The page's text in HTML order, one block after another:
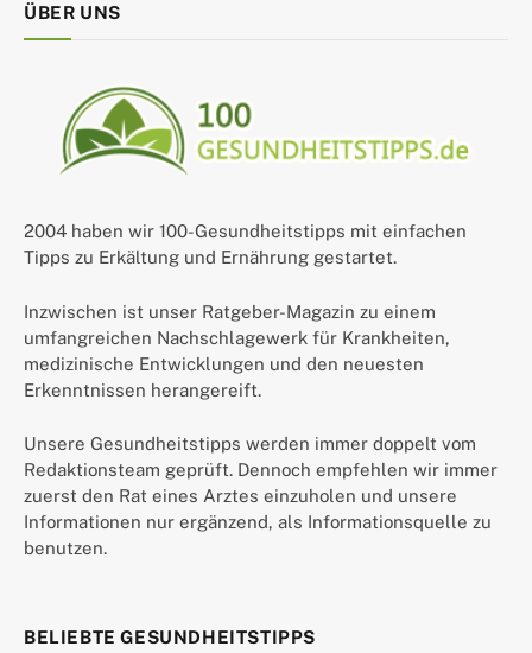
ÜBER UNS
2004 haben wir 100-Gesundheitstipps mit einfachen
Tipps zu Erkältung und Ernährung gestartet.
Inzwischen ist unser Ratgeber-Magazin zu einem
umfangreichen Nachschlagewerk für Krankheiten,
medizinische Entwicklungen und den neuesten
Erkenntnissen herangereift.
Unsere Gesundheitstipps werden immer doppelt vom
Redaktionsteam geprüft. Dennoch empfehlen wir immer
zuerst den Rat eines Arztes einzuholen und unsere
Informationen nur ergänzend, als Informationsquelle zu
benutzen.
BELIEBTE GESUNDHEITSTIPPS